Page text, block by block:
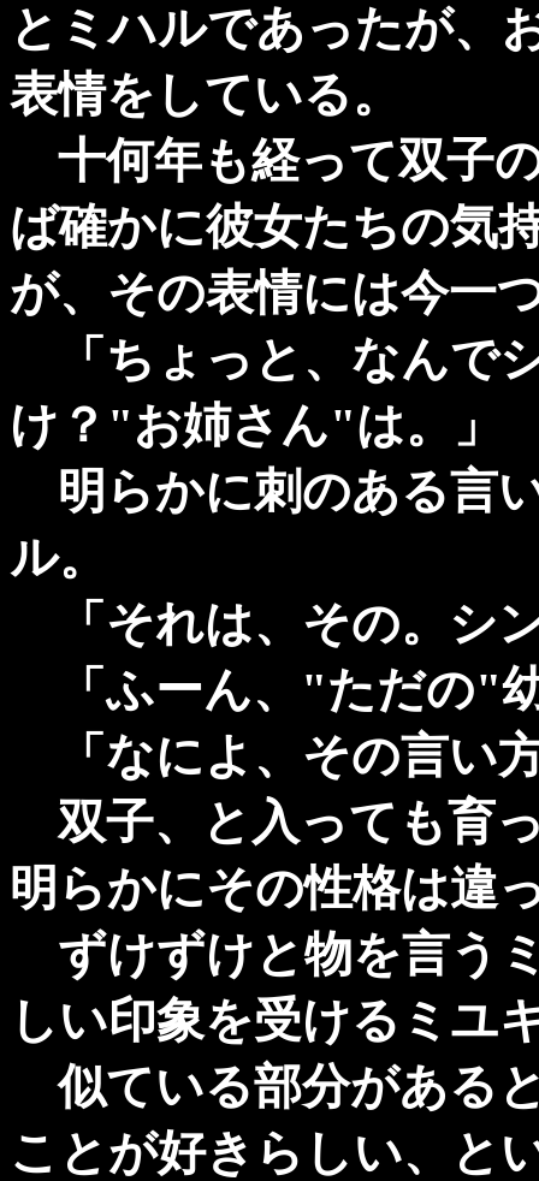
とミハルであったが、
表情をしている。
十何年も経って双子
ば確かに彼女たちの気
が、その表情には今一
「ちょっと、なんで
け？"お姉さん"は。」
明らかに刺のある言
ル。
「それは、その。シ
「ふーん、"ただの"
「なによ、その言い
双子、と入っても育
明らかにその性格は違
ずけずけと物を言う
しい印象を受けるミユ
似ている部分がある
ことが好きらしい、と